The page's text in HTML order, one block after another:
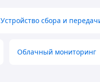
Устройство сбора и
Облачный мониторинг